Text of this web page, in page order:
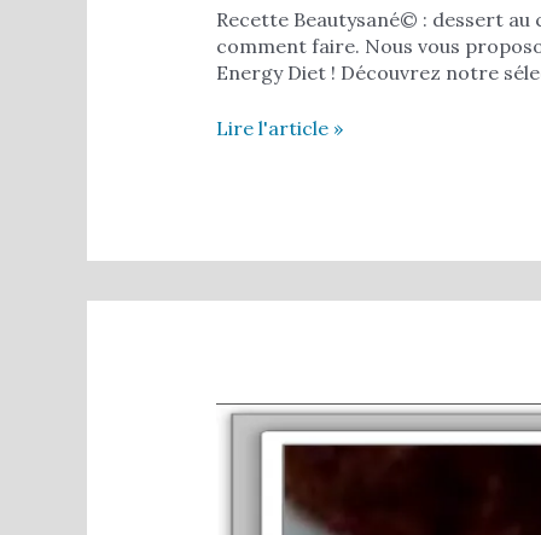
Recette Beautysané© : dessert au
comment faire. Nous vous
Energy Diet ! Découvrez notre
Lire l'article »
Recette
Beautysané©